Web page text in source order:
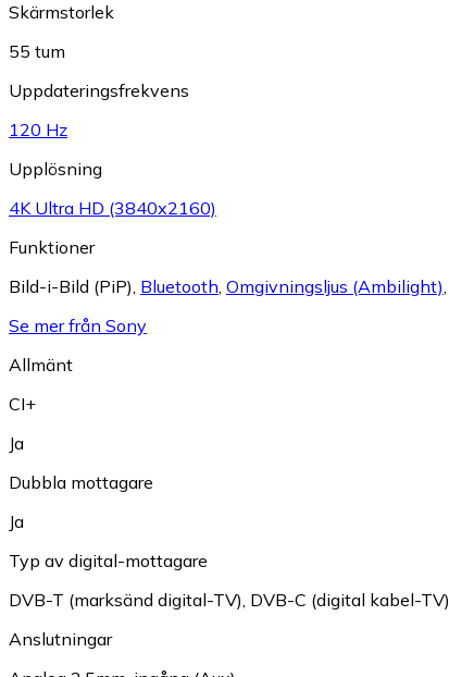
Skärmstorlek
55 tum
Uppdateringsfrekvens
120 Hz
Upplösning
4K Ultra HD (3840x2160)
Funktioner
Bild-i-Bild (PiP), Bluetooth, Omgivningsljus (Ambilight),
Se mer från Sony
Allmänt
CI+
Ja
Dubbla mottagare
Ja
Typ av digital-mottagare
DVB-T (marksänd digital-TV), DVB-C (digital kabel-TV)
Anslutningar